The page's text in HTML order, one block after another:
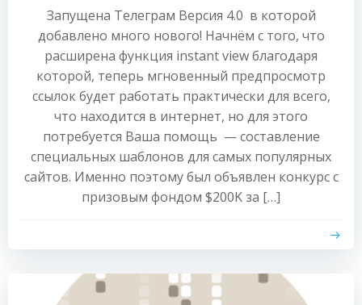
Запущена Телеграм Версия 4.0 в которой
добавлено много нового! Начнём с того, что
расширена функция instant view благодаря
которой, теперь мгновенный предпросмотр
ссылок будет работать практически для всего,
что находится в интернет, но для этого
потребуется Ваша помощь — составление
специальных шаблонов для самых популярных
сайтов. Именно поэтому был объявлен конкурс с
призовым фондом $200K за […]